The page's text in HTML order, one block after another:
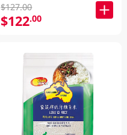
$127.00
$122.00